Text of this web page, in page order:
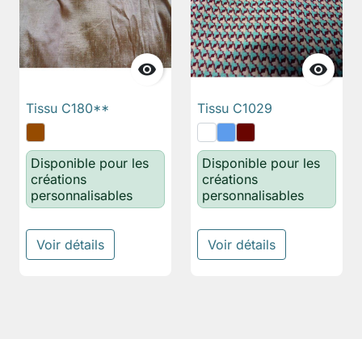

Tissu C180**
Disponible pour les
créations
personnalisables
Voir détails

Tissu C1029
Disponible pour les
créations
personnalisables
Voir détails